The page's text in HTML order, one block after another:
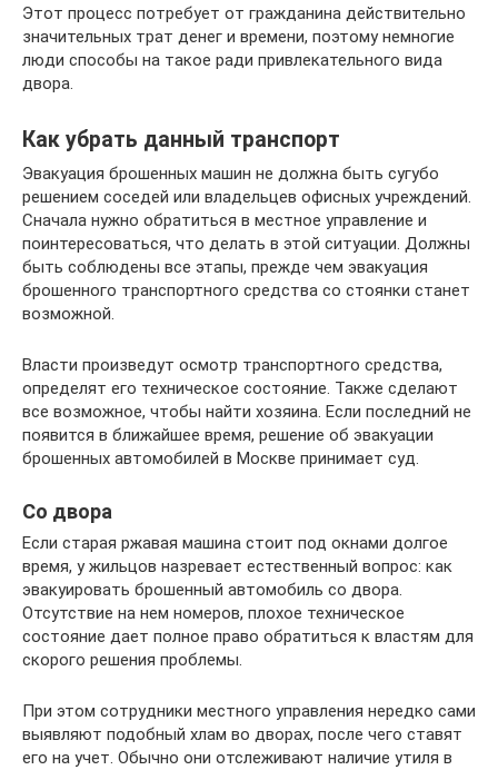
Этот процесс потребует от гражданина действительно
значительных трат денег и времени, поэтому немногие
люди способы на такое ради привлекательного вида
двора.
Как убрать данный транспорт
Эвакуация брошенных машин не должна быть сугубо
решением соседей или владельцев офисных учреждений.
Сначала нужно обратиться в местное управление и
поинтересоваться, что делать в этой ситуации. Должны
быть соблюдены все этапы, прежде чем эвакуация
брошенного транспортного средства со стоянки станет
возможной.
Власти произведут осмотр транспортного средства,
определят его техническое состояние. Также сделают
все возможное, чтобы найти хозяина. Если последний не
появится в ближайшее время, решение об эвакуации
брошенных автомобилей в Москве принимает суд.
Со двора
Если старая ржавая машина стоит под окнами долгое
время, у жильцов назревает естественный вопрос: как
эвакуировать брошенный автомобиль со двора.
Отсутствие на нем номеров, плохое техническое
состояние дает полное право обратиться к властям для
скорого решения проблемы.
При этом сотрудники местного управления нередко сами
выявляют подобный хлам во дворах, после чего ставят
его на учет. Обычно они отслеживают наличие утиля в